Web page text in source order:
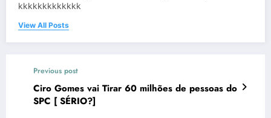
kkkkkkkkkkkkk
View All Posts
Previous post
Ciro Gomes vai Tirar 60 milhões de pessoas do
SPC [ SÉRIO?]